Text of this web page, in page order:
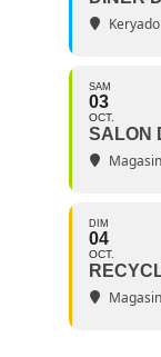
SAM
03
OCT.
SALON
DIM
04
OCT.